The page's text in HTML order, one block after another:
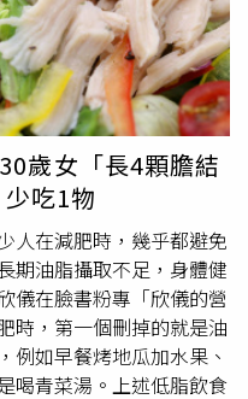
旅遊仲介聯繫深圳一家醫
元（約新台幣5.8萬
價格差距讓父子決定赴陸
證、安排機票，抵達深圳
機應用程式及提供翻譯等
時便完成，休養幾天後，
慶，再預計造訪上海及香
。伊塞亞斯的案例只是
美醫療成本不斷攀升，加
多亞洲國家積極布局醫療
療及觀光雙重商機。醫療
）估計，截至2024
1000億美元（約新台幣
的速度持續成長，成為
歲女「長4顆膽結
吃1物
人在減肥時，幾乎都避免
期油脂攝取不足，身體健
儀在臉書粉專「欣儀的營
時，第一個刪掉的就是油
例如早餐烤地瓜加水果、
喝青菜湯。上述低脂飲食